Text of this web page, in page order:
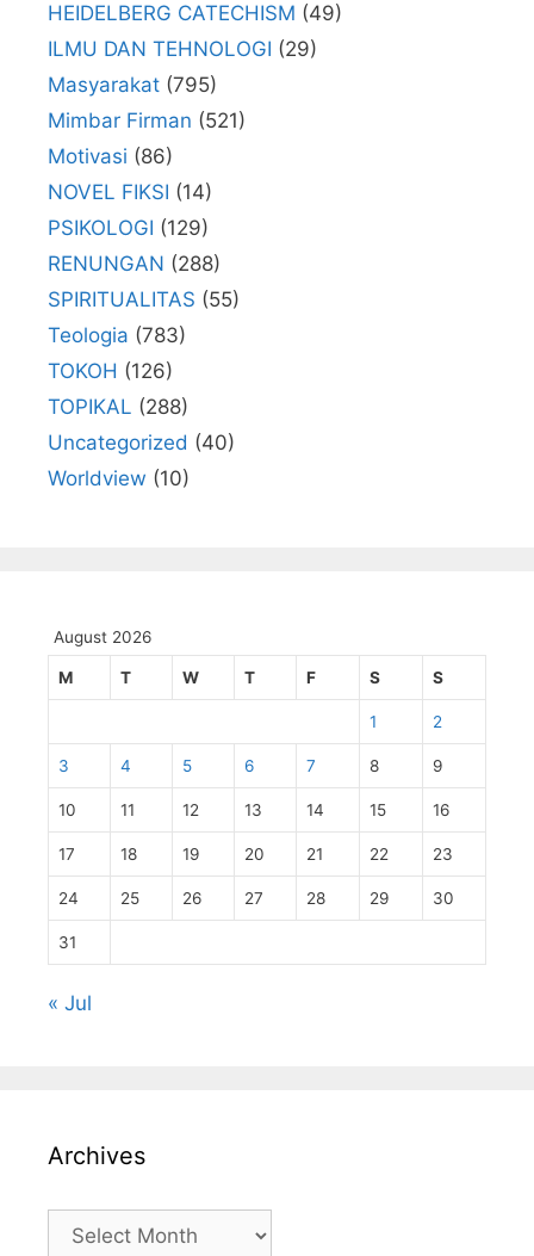
HEIDELBERG CATECHISM (49)
ILMU DAN TEHNOLOGI (29)
Masyarakat (795)
Mimbar Firman (521)
Motivasi (86)
NOVEL FIKSI (14)
PSIKOLOGI (129)
RENUNGAN (288)
SPIRITUALITAS (55)
Teologia (783)
TOKOH (126)
TOPIKAL (288)
Uncategorized (40)
Worldview (10)
August 2026
M T W T F S S
1 2
3 4 5 6 7 8 9
10 11 12 13 14 15 16
17 18 19 20 21 22 23
24 25 26 27 28 29 30
31
« Jul
Archives
Archives